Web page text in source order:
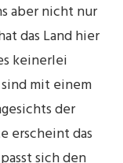
aber nicht nur
das Land hier
keinerlei
mit einem
der
erscheint das